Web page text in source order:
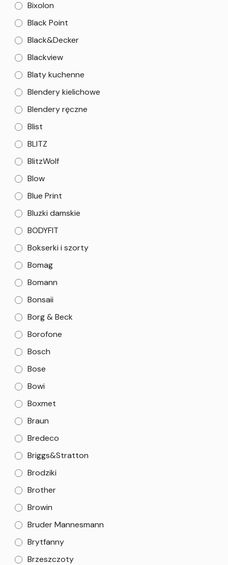
Bixolon
Black Point
Black&Decker
Blackview
Blaty kuchenne
Blendery kielichowe
Blendery ręczne
Blist
BLITZ
BlitzWolf
Blow
Blue Print
Bluzki damskie
BODYFIT
Bokserki i szorty
Bomag
Bomann
Bonsaii
Borg & Beck
Borofone
Bosch
Bose
Bowi
Boxmet
Braun
Bredeco
Briggs&Stratton
Brodziki
Brother
Browin
Bruder Mannesmann
Brytfanny
Brzeszczoty